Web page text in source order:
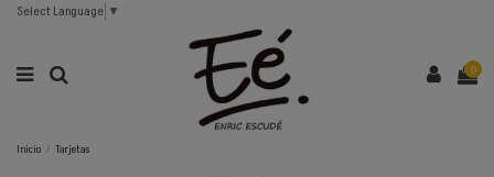
Select Language ▼
0
Inicio Tarjetas